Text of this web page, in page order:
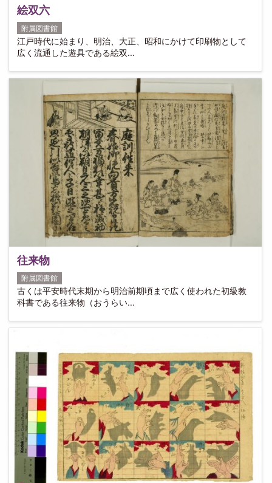
絵双六
附属図書館
江戸時代に始まり、明治、大正、昭和にかけて印刷物として
広く流通した遊具である絵双...
往来物
附属図書館
古くは平安時代末期から明治前期頃まで広く使われた初級教
科書である往来物（おうらい...